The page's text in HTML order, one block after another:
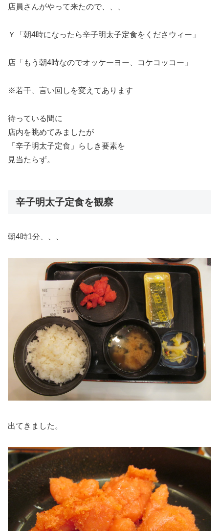
店員さんがやって来たので、、、
Ｙ「朝4時になったら辛子明太子定食をくださウィー」
店「もう朝4時なのでオッケーヨー、コケコッコー」
※若干、言い回しを変えてあります
待っている間に
店内を眺めてみましたが
「辛子明太子定食」らしき要素を
見当たらず。
辛子明太子定食を観察
朝4時1分、、、
出てきました。